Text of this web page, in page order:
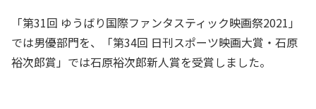
「第31回 ゆうばり国際ファンタスティック映画祭2021」
では男優部門を、「第34回 日刊スポーツ映画大賞・石原
裕次郎賞」では石原裕次郎新人賞を受賞しました。